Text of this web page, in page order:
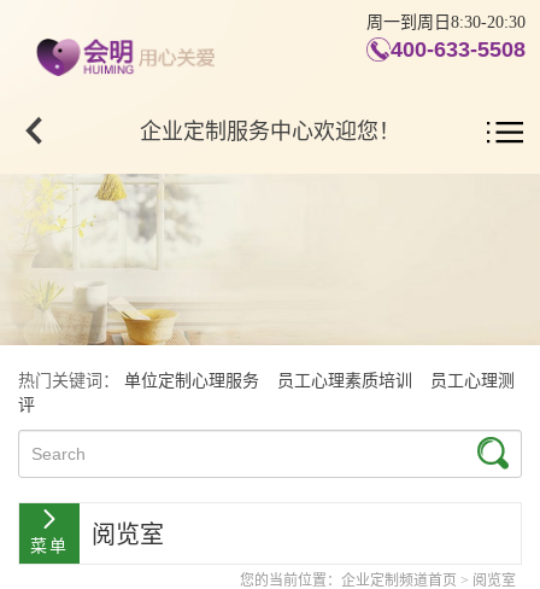
周一到周日8:30-20:30
400-633-5508
企业定制服务中心欢迎您！
热门关键词： 单位定制心理服务 员工心理素质培训
员工心理测
评
阅览室
您的当前位置： 企业定制频道首页 > 阅览室